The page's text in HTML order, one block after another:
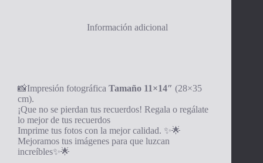
Información adicional
📸Impresión fotográfica Tamaño 11×14″ (28×35
cm).
¡Que no se pierdan tus recuerdos! Regala o regálate
lo mejor de tus recuerdos
Imprime tus fotos con la mejor calidad. ✨🌟
Mejoramos tus imágenes para que luzcan
increíbles✨🌟